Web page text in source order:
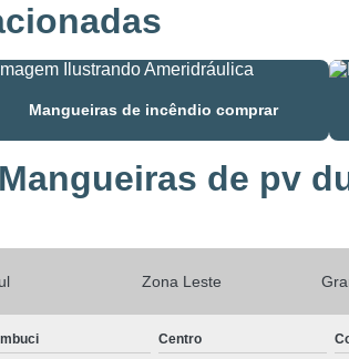
Mangueiras de incêndio comprar
de pv
Zona Leste
Centro